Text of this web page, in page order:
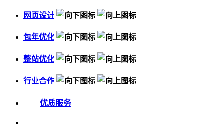
网页设计
包年优化
整站优化
行业合作
优质服务